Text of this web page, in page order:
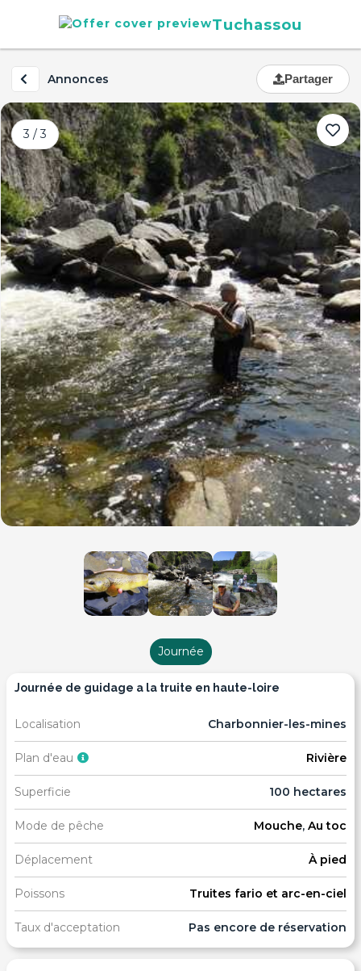
Tuchassou
Annonces Partager
3 / 3
Journée
journée de guidage a la truite en haute-loire
Localisation Charbonnier-les-mines
Plan d'eau Rivière
Superficie 100 hectares
Mode de pêche Mouche, Au toc
Déplacement À pied
Poissons Truites fario et arc-en-ciel
Taux d'acceptation Pas encore de réservation